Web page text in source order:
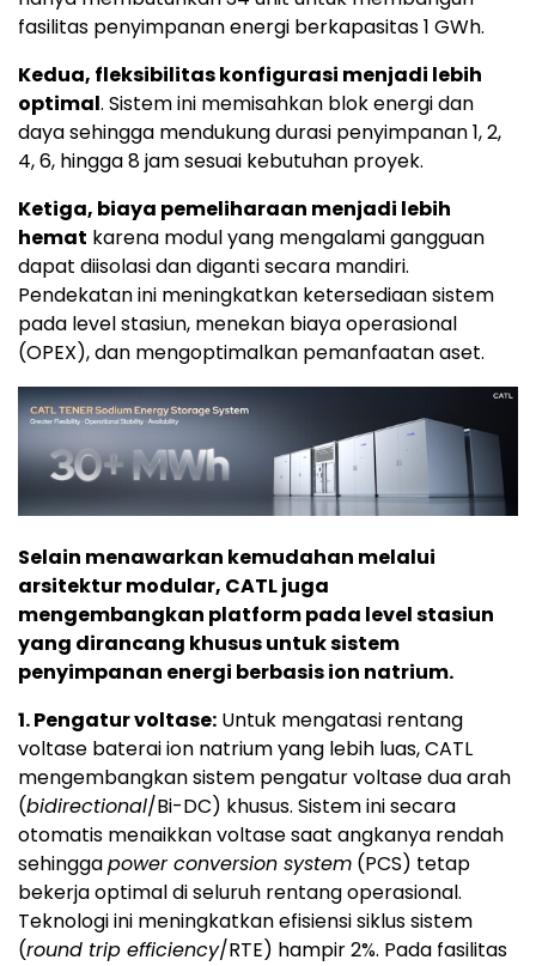
fasilitas penyimpanan energi berkapasitas 1 GWh.
Kedua, fleksibilitas konfigurasi menjadi lebih
optimal. Sistem ini memisahkan blok energi dan
daya sehingga mendukung durasi penyimpanan 1, 2,
4, 6, hingga 8 jam sesuai kebutuhan proyek.
Ketiga, biaya pemeliharaan menjadi lebih
hemat karena modul yang mengalami gangguan
dapat diisolasi dan diganti secara mandiri.
Pendekatan ini meningkatkan ketersediaan sistem
pada level stasiun, menekan biaya operasional
(OPEX), dan mengoptimalkan pemanfaatan aset.
Selain menawarkan kemudahan melalui
arsitektur modular, CATL juga
mengembangkan platform pada level stasiun
yang dirancang khusus untuk sistem
penyimpanan energi berbasis ion natrium.
1. Pengatur voltase: Untuk mengatasi rentang
voltase baterai ion natrium yang lebih luas, CATL
mengembangkan sistem pengatur voltase dua arah
(bidirectional/Bi-DC) khusus. Sistem ini secara
otomatis menaikkan voltase saat angkanya rendah
sehinggapower conversion system (PCS) tetap
bekerja optimal di seluruh rentang operasional.
Teknologi ini meningkatkan efisiensi siklus sistem
(round trip efficiency/RTE) hampir 2%. Pada fasilitas